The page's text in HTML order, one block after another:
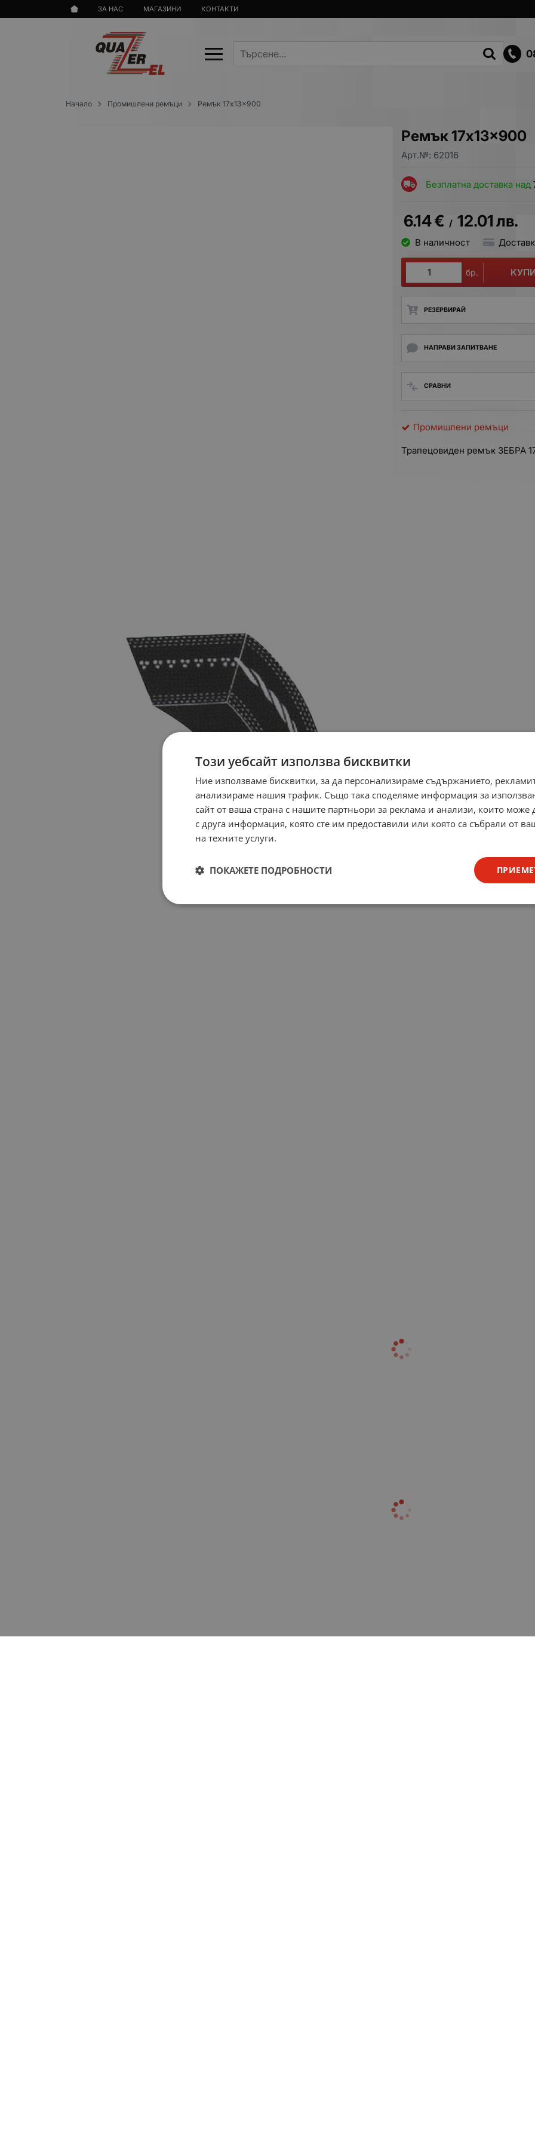
ЗА НАС МАГАЗИНИ КОНТАКТИ
Начало Промишлени ремъци Ремък 17x13x900
Ремък 17x13x900
Арт.№: 62016
Безплатна доставка над
6.14€ / 12.01лв.
В наличност
бр.
РЕЗЕРВИРАЙ
НАПРАВИ ЗАПИТВАНЕ
СРАВНИ
Промишлени ремъци
Трапецовиден ремък ЗЕБРА
Този уебсайт използва бисквитки
Ние използваме бисквитки, за да персонализираме съдържанието,
анализираме нашия трафик. Също така споделяме информация за
сайт от ваша страна с нашите партньори за реклама и анализи, които може
с друга информация, която сте им предоставили или която са събрали от
на техните услуги.
ПОКАЖЕТЕ ПОДРОБНОСТИ